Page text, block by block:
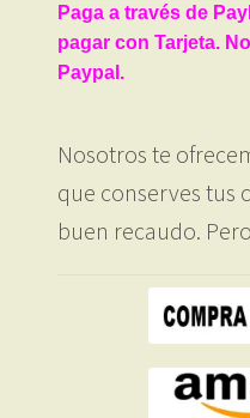
Paga a través de
pagar con Tarjeta.
Paypal.
Nosotros te
que conserves tus
buen recaudo.